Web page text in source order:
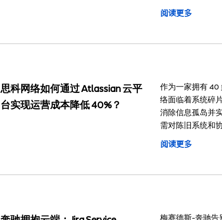
阅读更多
思科网络如何通过 Atlassian 云平
台实现运营成本降低 40%？
作为一家拥有 40
络面临着系统碎
消除信息孤岛并
需对陈旧系统和
阅读更多